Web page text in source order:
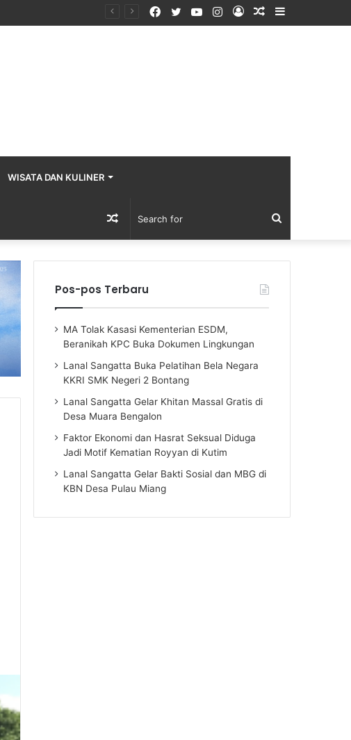
Sidebar
Random
Log
Instagram
YouTube
Twitter
Facebook
WISATA DAN KULINER
Search
for
Random
Article
Pos-pos Terbaru
MA Tolak Kasasi Kementerian ESDM,
Beranikah KPC Buka Dokumen Lingkungan
Lanal Sangatta Buka Pelatihan Bela Negara
KKRI SMK Negeri 2 Bontang
Lanal Sangatta Gelar Khitan Massal Gratis di
Desa Muara Bengalon
Faktor Ekonomi dan Hasrat Seksual Diduga
Jadi Motif Kematian Royyan di Kutim
Lanal Sangatta Gelar Bakti Sosial dan MBG di
KBN Desa Pulau Miang